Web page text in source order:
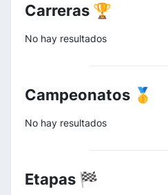
Carreras 🏆
No hay resultados
Campeonatos 🥇
No hay resultados
Etapas 🏁